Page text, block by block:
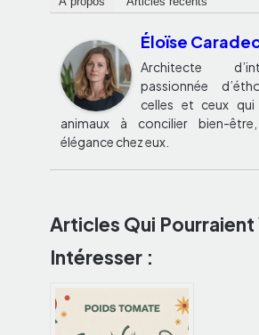
Éloïse
Architecte
passionnée
celles et ceux qui
animaux à concilier bien-
élégance chez eux.
Articles Qui Pourraient
Intéresser :